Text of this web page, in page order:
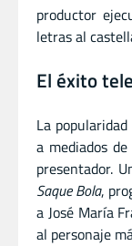
productor
letras al
El éxito
La
a mediados
presentador.
Saque Bola,
a José María
al personaje